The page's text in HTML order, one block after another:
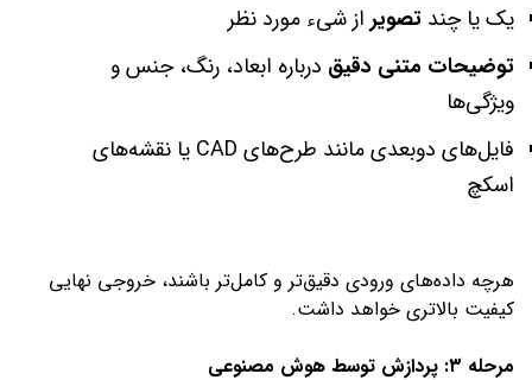
یک یا چند تصویر از شیء مورد نظر
توضیحات متنی دقیق درباره ابعاد، رنگ، جنس و
ویژگی‌ها
فایل‌های دوبعدی مانند طرح‌های CAD یا نقشه‌های
اسکچ
هرچه داده‌های ورودی دقیق‌تر و کامل‌تر باشند، خروجی نهایی
کیفیت بالاتری خواهد داشت.
مرحله ۳: پردازش توسط هوش مصنوعی